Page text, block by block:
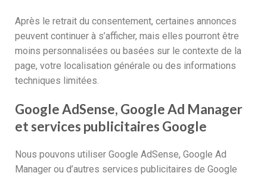
Après le retrait du consentement, certaines annonces
peuvent continuer à s’afficher, mais elles pourront être
moins personnalisées ou basées sur le contexte de la
page, votre localisation générale ou des informations
techniques limitées.
Google AdSense, Google Ad Manager
et services publicitaires Google
Nous pouvons utiliser Google AdSense, Google Ad
Manager ou d’autres services publicitaires de Google